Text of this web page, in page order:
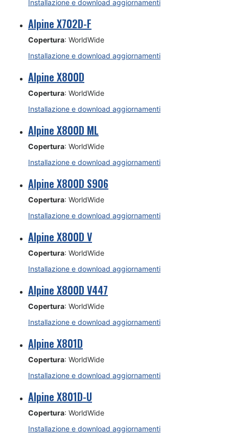
Installazione e download aggiornamenti
Alpine X702D-F
Copertura: WorldWide
Installazione e download aggiornamenti
Alpine X800D
Copertura: WorldWide
Installazione e download aggiornamenti
Alpine X800D ML
Copertura: WorldWide
Installazione e download aggiornamenti
Alpine X800D S906
Copertura: WorldWide
Installazione e download aggiornamenti
Alpine X800D V
Copertura: WorldWide
Installazione e download aggiornamenti
Alpine X800D V447
Copertura: WorldWide
Installazione e download aggiornamenti
Alpine X801D
Copertura: WorldWide
Installazione e download aggiornamenti
Alpine X801D-U
Copertura: WorldWide
Installazione e download aggiornamenti